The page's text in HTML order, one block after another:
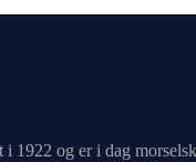
1922 og er i dag